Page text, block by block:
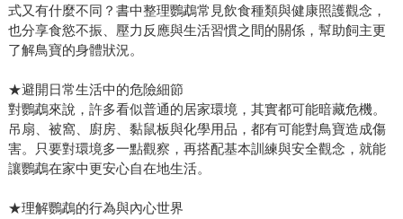
式又有什麼不同？書中整理鸚鵡常見飲食種類與健康照護觀念，
也分享食慾不振、壓力反應與生活習慣之間的關係，幫助飼主更
了解鳥寶的身體狀況。
★避開日常生活中的危險細節
對鸚鵡來說，許多看似普通的居家環境，其實都可能暗藏危機。
吊扇、被窩、廚房、黏鼠板與化學用品，都有可能對鳥寶造成傷
害。只要對環境多一點觀察，再搭配基本訓練與安全觀念，就能
讓鸚鵡在家中更安心自在地生活。
★理解鸚鵡的行為與內心世界